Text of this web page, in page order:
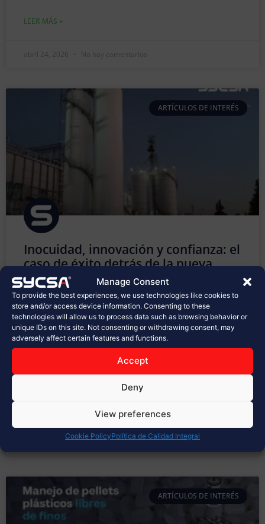
Manage Consent
To provide the best experiences, we use technologies like cookies to
store and/or access device information. Consenting to these
technologies will allow us to process data such as browsing behavior or
unique IDs on this site. Not consenting or withdrawing consent, may
adversely affect certain features and functions.
Accept
Deny
View preferences
Cookie PolicyPolítica de Calidad Integral
LEER MÁS »
abril 24, 2026 No hay comentarios
ARTÍCULOS DE INTERÉS
Inocuidad, innovación y confianza: el
caso de éxito detrás de la nueva
planta de Sabritas en Celaya
En la industria alimentaria, cada detalle cuenta.
Desde la selección de materias primas hasta el
empaque final, los procesos deben cumplir con los
más altos estándares de calidad, inocuidad y
seguridad. Hoy, en SYCSA®, celebramos con orgullo la
inauguración de la nueva planta de PepsiCo, Sabritas
marzo 31, 2026 No hay comentarios
ARTÍCULOS DE INTERÉS